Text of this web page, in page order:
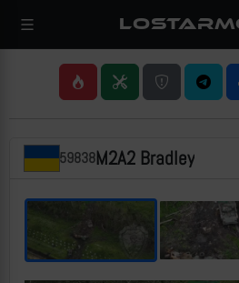
59838M2A2 Bradley